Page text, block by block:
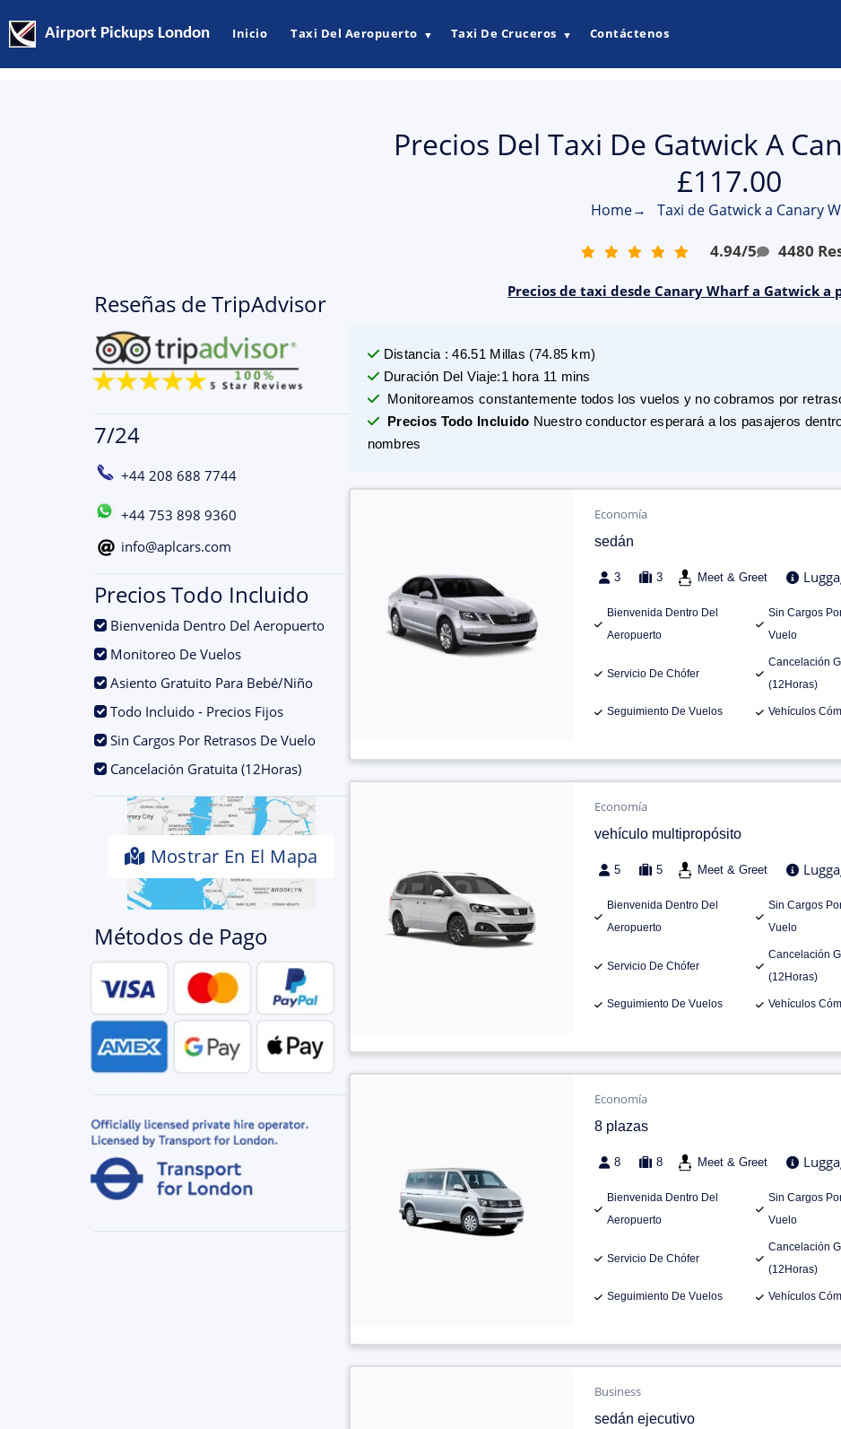
Airport Pickups London Inicio Taxi Del Aeropuerto ▼ Taxi De Cruceros ▼ Contáctenos
Reseñas de TripAdvisor
7/24
+44 208 688 7744
+44 753 898 9360
info@aplcars.com
Precios Todo Incluido
Bienvenida Dentro Del Aeropuerto
Monitoreo De Vuelos
Asiento Gratuito Para Bebé/Niño
Todo Incluido - Precios Fijos
Sin Cargos Por Retrasos De Vuelo
Cancelación Gratuita (12Horas)
Mostrar En El Mapa
Métodos de Pago
Precios Del Taxi De Gatwick A
£117.00
Home→ Taxi de Gatwick a Canary
4.94/5 4480
Precios de taxi desde Canary Wharf a Gatwick a
Distancia :46.51 Millas (74.85 km)
Duración Del Viaje:1 hora 11 mins
Monitoreamos constantemente todos los vuelos y no cobramos por
Precios Todo Incluido Nuestro conductor esperará a los pasajeros
nombres
Economía
sedán
3 3 Meet & Greet
Bienvenida Dentro Del
Aeropuerto
Sin Cargos
Vuelo
Servicio De Chófer
Cancelación
(12Horas)
Seguimiento De Vuelos Vehículos
Economía
vehículo multipropósito
5 5 Meet & Greet
Bienvenida Dentro Del
Aeropuerto
Sin Cargos
Vuelo
Servicio De Chófer
Cancelación
(12Horas)
Seguimiento De Vuelos Vehículos
Economía
8 plazas
8 8 Meet & Greet
Bienvenida Dentro Del
Aeropuerto
Sin Cargos
Vuelo
Servicio De Chófer
Cancelación
(12Horas)
Seguimiento De Vuelos Vehículos
Business
sedán ejecutivo